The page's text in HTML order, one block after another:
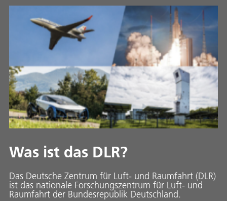
Was ist das DLR?
Das Deutsche Zentrum für Luft- und Raumfahrt (DLR)
ist das nationale Forschungszentrum für Luft- und
Raumfahrt der Bundesrepublik Deutschland.